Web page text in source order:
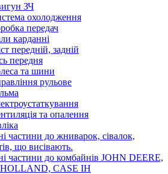
ЗЧ
охолодження
передач
карданні
передній, задній
передня
та шини
рульове
та опалення
частини до жниварок, сівалок,
що висівають.
частини до комбайнів JOHN DEERE,
CASE IH